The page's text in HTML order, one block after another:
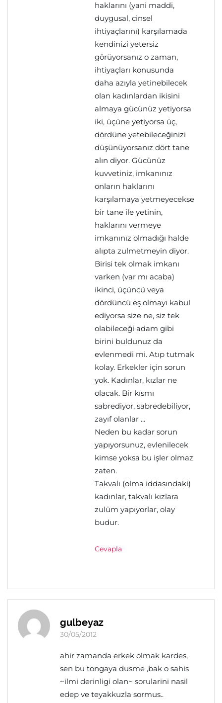
haklarını (yani maddi,
duygusal, cinsel
ihtiyaçlarını) karşılamada
kendinizi yetersiz
görüyorsanız o zaman,
ihtiyaçları konusunda
daha azıyla yetinebilecek
olan kadınlardan ikisini
almaya gücünüz yetiyorsa
iki, üçüne yetiyorsa üç,
dördüne yetebileceğinizi
düşünüyorsanız dört tane
alın diyor. Gücünüz
kuvvetiniz, imkanınız
onların haklarını
karşılamaya yetmeyecekse
bir tane ile yetinin,
haklarını vermeye
imkanınız olmadığı halde
alıpta zulmetmeyin diyor.
Birisi tek olmak imkanı
varken (var mı acaba)
ikinci, üçüncü veya
dördüncü eş olmayı kabul
ediyorsa size ne, siz tek
olabileceği adam gibi
birini buldunuz da
evlenmedi mi. Atıp tutmak
kolay. Erkekler için sorun
yok. Kadınlar, kızlar ne
olacak. Bir kısmı
sabrediyor, sabredebiliyor,
zayıf olanlar ...
Neden bu kadar sorun
yapıyorsunuz, evlenilecek
kimse yoksa bu işler olmaz
zaten.
Takvalı (olma iddasındaki)
kadınlar, takvalı kızlara
zulüm yapıyorlar, olay
budur.
Cevapla
gulbeyaz
30/05/2012
ahir zamanda erkek olmak kardes,
sen bu tongaya dusme ,bak o sahis
~ilmi derinligi olan~ sorularini nasil
edep ve teyakkuzla sormus..